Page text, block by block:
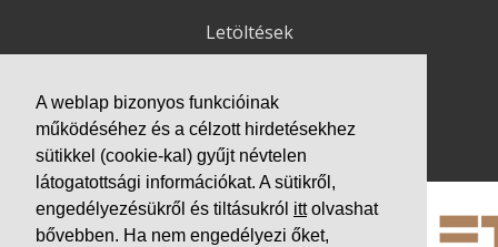
A weblap bizonyos funkcióinak
működéséhez és a célzott hirdetésekhez
sütikkel (cookie-kal) gyűjt névtelen
látogatottsági információkat. A sütikről,
engedélyezésükről és tiltásukról ittolvashat
bővebben. Ha nem engedélyezi őket,
Letöltések
Adatvédelem
Impresszum
PARTNEREINK